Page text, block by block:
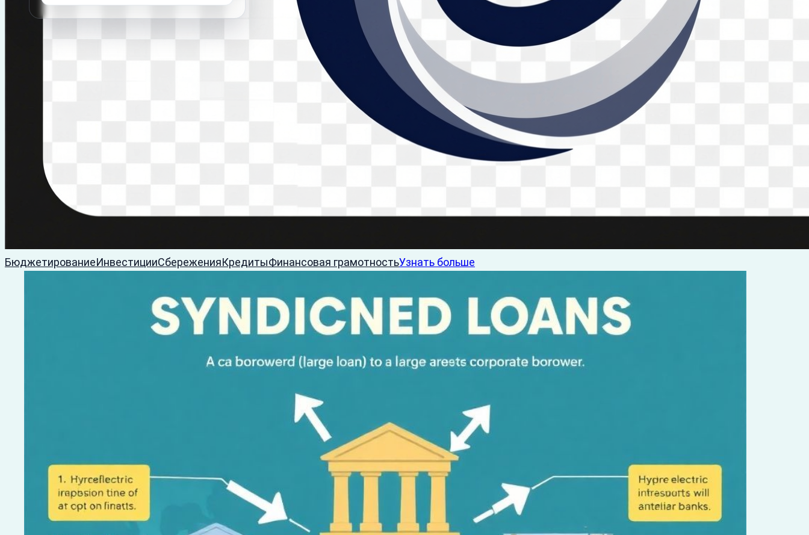
БюджетированиеИнвестицииСбереженияКредитыФинансовая грамотностьУзнать больше